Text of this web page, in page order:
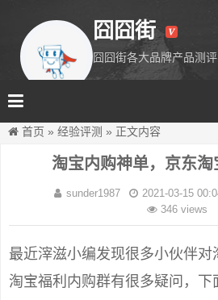
囧囧街
囧囧街各大品牌产品测
首页 » 经验评测 » 正文内容
淘宝内购神单，京东
sunder1987 2021-03-15
346 views
最近滓滋小编发现很多小伙伴对
淘宝福利内购群有很多疑问，